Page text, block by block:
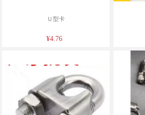
Ｕ型卡
¥4.76